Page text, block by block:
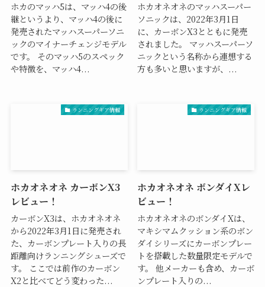
ホカのマッハ5は、マッハ4の後
継というより、マッハ4の後に
発売されたマッハスーパーソニ
ックのマイナーチェンジモデル
です。 そのマッハ5のスペック
や特徴を、マッハ4...
ホカオネオネのマッハスーパー
ソニックは、2022年3月1日
に、カーボンX3とともに発売
されました。 マッハスーパーソ
ニックという名称から連想する
方も多いと思いますが、...
ランニングギア情報
ホカオネオネ カーボンX3
レビュー！
カーボンX3は、ホカオネオネ
から2022年3月1日に発売され
た、カーボンプレート入りの長
距離向けランニングシューズで
す。 ここでは前作のカーボン
X2と比べてどう変わった...
ランニングギア情報
ホカオネオネ ボンダイXレ
ビュー！
ホカオネオネのボンダイXは、
マキシマムクッション系のボン
ダイシリーズにカーボンプレー
トを搭載した数量限定モデルで
す。 他メーカーも含め、カーボ
ンプレート入りの...